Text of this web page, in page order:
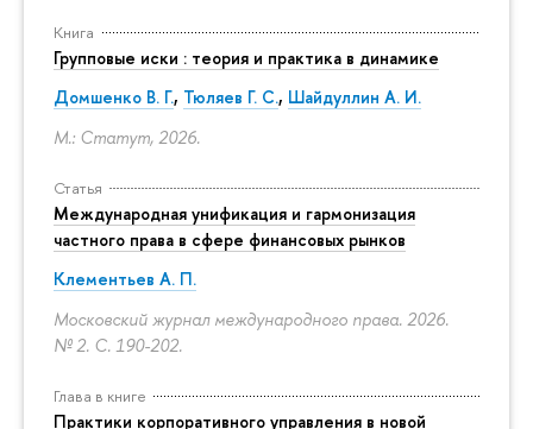
Книга
Групповые иски : теория и практика в динамике
Домшенко В. Г., Тюляев Г. С., Шайдуллин А. И.
М.: Статут, 2026.
Статья
Международная унификация и гармонизация
частного права в сфере финансовых рынков
Клементьев А. П.
Московский журнал международного права. 2026.
№ 2. С. 190-202.
Глава в книге
Практики корпоративного управления в новой